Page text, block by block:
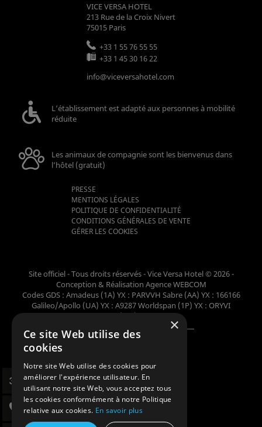
VICE VERSA HOTEL
213 Rue de la Croix Nivert
75015 Paris
+33 1 55 76 55 55
+33 1 45 30 16 22
info@viceversahotel.com
L’établissement est adapté aux personnes à mobilité
réduite
Les animaux de compagnie sont les bienvenus dans
l’hôtel (gratuit)
PRESSE
MENTIONS LÉGALES
POLITIQUE DE CONFIDENTIALITÉ
CONDITIONS GÉNÉRALES DE VENTE
GÉRER LES COOKIES
Site officiel - Tous droits réservés - Vice Versa Hotel © 2026 -
Conception & Réalisation Agence WEBCOM
Codes GDS : Amadeus (1A) YX : PARVVH Sabre (AA) YX : 166166
Galileo/Apollo (UA) YX : A9287 Worldspan (1P) YX : ORYVI
Pegasus (WB) YX : 62698×
Ce site Web utilise des
cookies
Notre site Web utilise des cookies pour
améliorer l'expérience utilisateur. En
utilisant notre site Web, vous acceptez tous
les cookies conformément à notre Politique
relative aux cookies. En savoir plus